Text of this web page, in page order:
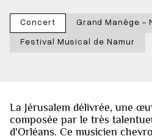
Concert
Grand Manège -
Festival Musical de Namur
La Jérusalem délivrée, une
composée par le très
d'Orléans. Ce musicien